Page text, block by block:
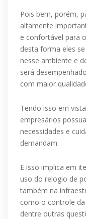
Pois bem, porém,
altamente
e confortável para
desta forma eles
nesse ambiente e
será
com maior
Tendo isso em
empresários
necessidades e
demandam.
E isso implica em
uso do relogio de
também na
como o controle
dentre outras